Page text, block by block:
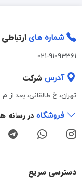
شماره های ارتباطی
021-91093361
آدرس شرکت
تهران، خ طالقانی، بعد از م
فروشگاه در رسانه
دسترسی سریع